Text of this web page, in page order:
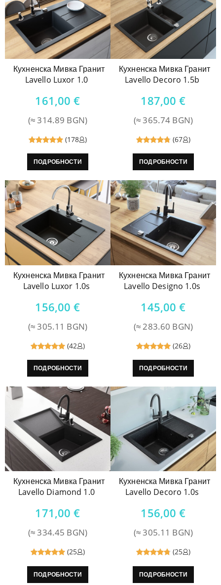
Кухненска Мивка Гранит
Lavello Luxor 1.0
161,00€
(≈ 314.89 BGN)
out of
(178 )
ПОДРОБНОСТИ
Кухненска Мивка Гранит
Lavello Decoro 1.5b
187,00€
(≈ 365.74 BGN)
4.8out
(67 )
ПОДРОБНОСТИ
Кухненска Мивка Гранит
Lavello Luxor 1.0s
156,00€
(≈ 305.11 BGN)
5out of
(42 )
ПОДРОБНОСТИ
Кухненска Мивка Гранит
Lavello Designo 1.0s
145,00€
(≈ 283.60 BGN)
5out of
(26 )
ПОДРОБНОСТИ
Кухненска Мивка Гранит
Lavello Diamond 1.0
171,00€
(≈ 334.45 BGN)
5out of
(25 )
ПОДРОБНОСТИ
Кухненска Мивка Гранит
Lavello Decoro 1.0s
156,00€
(≈ 305.11 BGN)
4.8out
(25 )
ПОДРОБНОСТИ